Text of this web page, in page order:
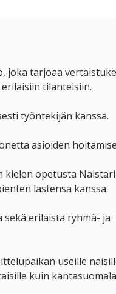
joka tarjoaa
tilanteisiin.
työntekijän kanssa.
asioiden
kielen opetusta
lastensa kanssa.
erilaista ryhmä- ja
useille
kuin